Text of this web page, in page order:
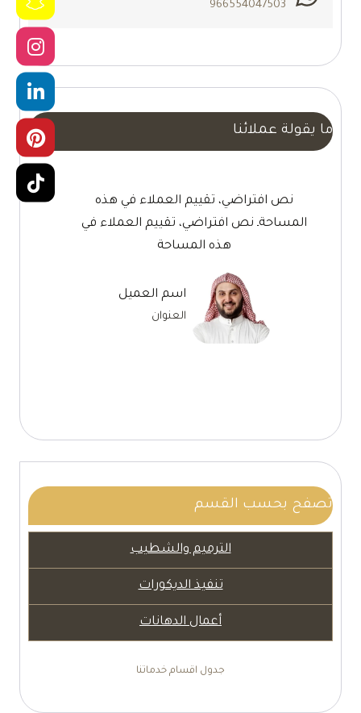
966554047503
ما يقولة عملائنا
نص افتراضي، تقييم العملاء في هذه
المساحةـ نص افتراضي، تقييم العملاء في
هذه المساحة
اسم العميل
العنوان
تصفح بحسب القسم
الترميم والشطيب
تنفيذ الديكورات
أعمال الدهانات
جدول اقسام خدماتنا